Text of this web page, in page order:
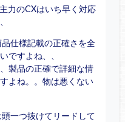
力のCXはいち早く対応
仕様記載の正確さを全
ですよね、、
製品の正確で詳細な情
よね。。物は悪くない
一つ抜けてリードして